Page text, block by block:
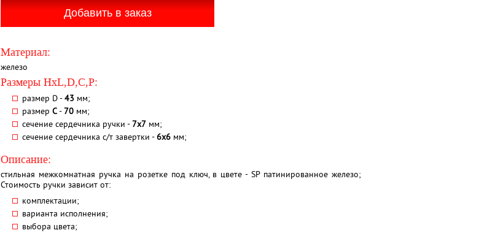
Материал:
железо
Размеры HxL,D,C,P:
размер D -43 мм;
размер C-70 мм;
сечение сердечника ручки -7х7 мм;
сечение сердечника с/т завертки -6х6 мм;
Описание:
стильная межкомнатная ручка на розетке под ключ, в цвете - SP патинированное железо;
Стоимость ручки зависит от:
комплектации;
варианта исполнения;
выбора цвета;